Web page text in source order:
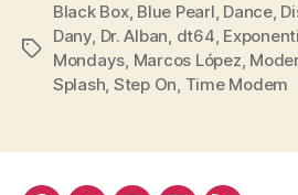
Schlagwörter
Black Box, Blue Pearl, Dance,
Dany, Dr. Alban, dt64,
Mondays, Marcos López,
Splash, Step On, Time Modem